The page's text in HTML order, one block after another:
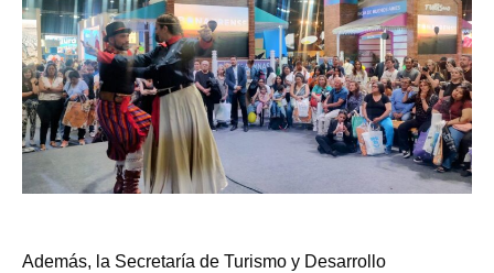
Además, la Secretaría de Turismo y Desarrollo